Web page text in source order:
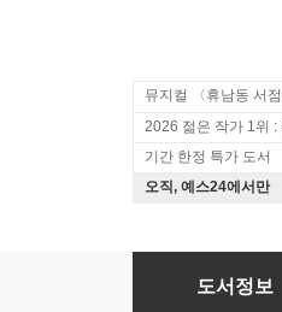
2026 젊은 작가 1위 :
기간 한정 특가 도서
오직, 예스24에서만
좋은 사랑의 이
도서정보